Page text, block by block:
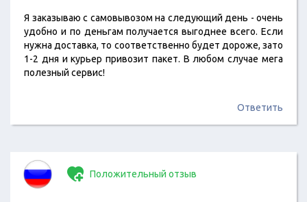
Я заказываю с самовывозом на следующий день - очень
удобно и по деньгам получается выгоднее всего. Если
нужна доставка, то соответственно будет дороже, зато
1-2 дня и курьер привозит пакет. В любом случае мега
полезный сервис!
Ответить
Положительный отзыв